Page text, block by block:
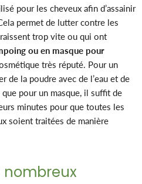
pour les cheveux afin d’assainir
permet de lutter contre les
trop vite ou qui ont
ou en masque pour
très réputé. Pour un
de la poudre avec de l’eau et de
pour un masque, il suffit de
minutes pour que toutes les
soient traitées de manière
nombreux